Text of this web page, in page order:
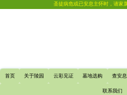
圣徒病危或已安息主怀时，请家
首页 关于陵园 云彩见证 墓地选购 查安
联系我们